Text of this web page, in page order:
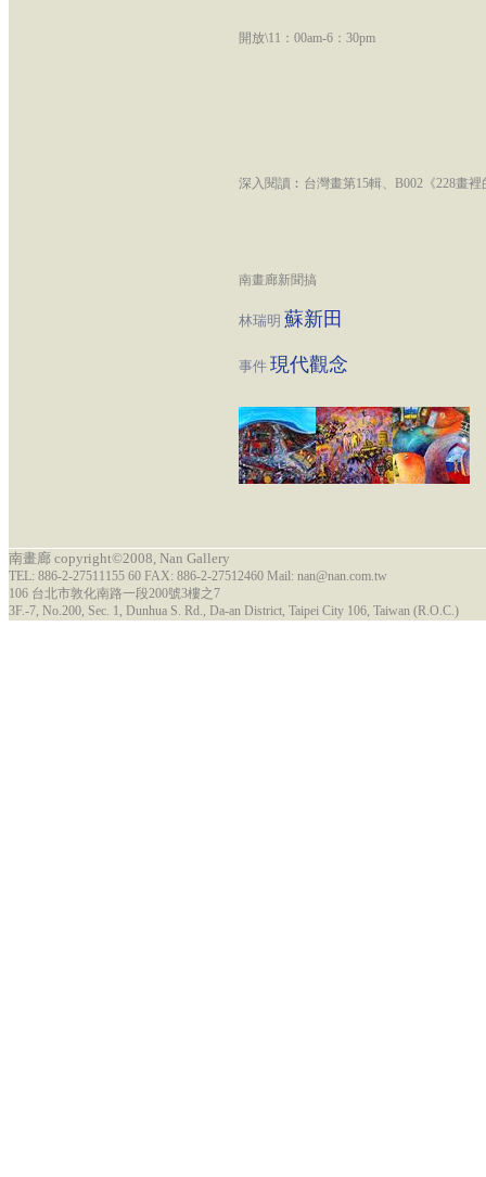
開放\11：00am-6：30pm
深入閱讀︰台灣畫第15輯、B002《228畫
南畫廊新聞搞
林瑞明 蘇新田
事件 現代觀念
南畫廊 copyright©2008, Nan Gallery
TEL: 886-2-27511155 60 FAX: 886-2-27512460 Mail: nan@nan.com.tw
106 台北市敦化南路一段200號3樓之7
3F.-7, No.200, Sec. 1, Dunhua S. Rd., Da-an District, Taipei City 106, Taiwan (R.O.C.)